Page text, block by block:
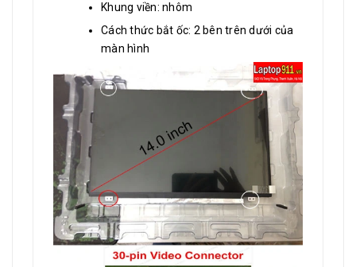
Khung viền: nhôm
Cách thức bắt ốc: 2 bên trên dưới của
màn hình